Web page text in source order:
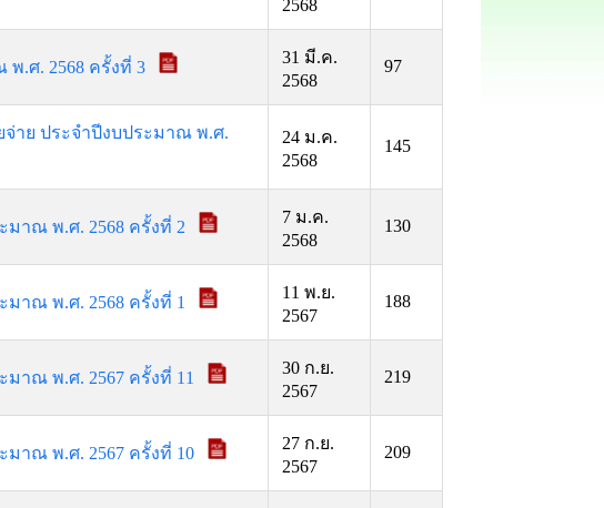
2568
.ศ. 2568 ครั้งที่ 3
31 มี.ค.
2568
97
าย ประจำปีงบประมาณ พ.ศ.
24 ม.ค.
2568
145
มาณ พ.ศ. 2568 ครั้งที่ 2
7 ม.ค.
2568
130
มาณ พ.ศ. 2568 ครั้งที่ 1
11 พ.ย.
2567
188
มาณ พ.ศ. 2567 ครั้งที่ 11
30 ก.ย.
2567
219
มาณ พ.ศ. 2567 ครั้งที่ 10
27 ก.ย.
2567
209